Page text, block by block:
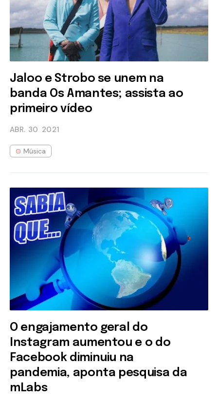
Jaloo e Strobo se unem na
banda Os Amantes; assista ao
primeiro vídeo
ABR. 30 2021
Música
O engajamento geral do
Instagram aumentou e o do
Facebook diminuiu na
pandemia, aponta pesquisa da
mLabs